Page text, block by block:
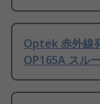
Optek 赤外線
OP165A スル